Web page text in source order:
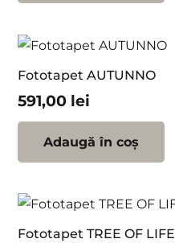
Fototapet AUTUNNO
591,00 lei
Adaugă în coș
Fototapet TREE OF LIFE